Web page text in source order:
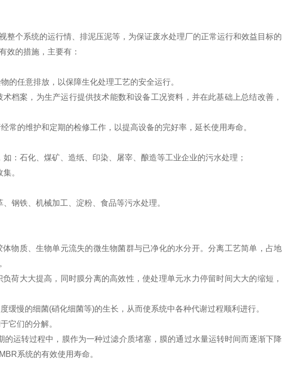
整个系统的运行情、排泥压泥等，为保证废水处理厂的正常运行和效益目标的
效的措施，主要有：
任意排放，以保障生化处理工艺的安全运行。
档案，为生产运行提供技术能数和设备工况资料，并在此基础上总结改善，
的维护和定期的检修工作，以提高设备的完好率，延长使用寿命。
：石化、煤矿、造纸、印染、屠宰、酿造等工业企业的污水处理；
。
钢铁、机械加工、淀粉、食品等污水处理。
物质、生物单元流失的微生物菌群与已净化的水分开。分离工艺简单，占地
荷大大提高，同时膜分离的高效性，使处理单元水力停留时间大大的缩短，
缓慢的细菌(硝化细菌等)的生长，从而使系统中各种代谢过程顺利进行。
它们的分解。
的运转过程中，膜作为一种过滤介质堵塞，膜的通过水量运转时间而逐渐下降
系统的有效使用寿命。